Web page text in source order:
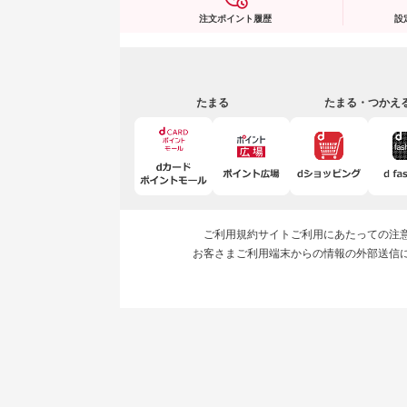
注文ポイント履歴 設
たまる たまる・つかえ
ご利用規約サイトご利用にあたっての注
お客さまご利用端末からの情報の外部送信